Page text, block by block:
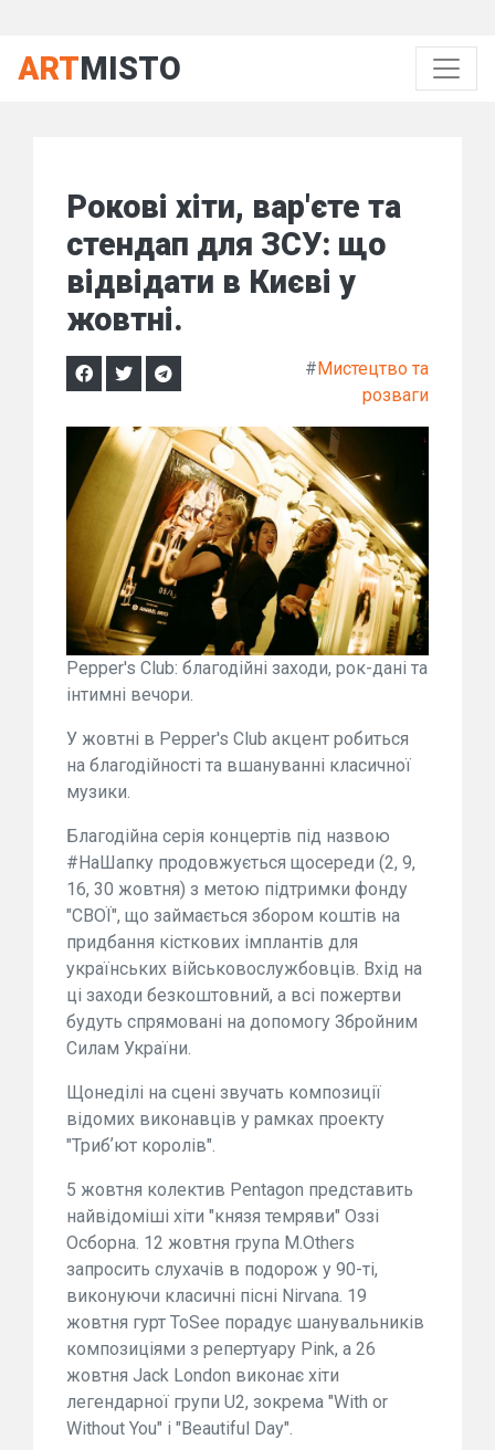
ARTMISTO
Рокові хіти, вар'єте та
стендап для ЗСУ: що
відвідати в Києві у
жовтні.
#Мистецтво та
розваги
Pepper's Club: благодійні заходи, рок-дані та
інтимні вечори.
У жовтні в Pepper's Club акцент робиться
на благодійності та вшануванні класичної
музики.
Благодійна серія концертів під назвою
#НаШапку продовжується щосереди (2, 9,
16, 30 жовтня) з метою підтримки фонду
"СВОЇ", що займається збором коштів на
придбання кісткових імплантів для
українських військовослужбовців. Вхід на
ці заходи безкоштовний, а всі пожертви
будуть спрямовані на допомогу Збройним
Силам України.
Щонеділі на сцені звучать композиції
відомих виконавців у рамках проекту
"Трибʼют королів".
5 жовтня колектив Pentagon представить
найвідоміші хіти "князя темряви" Оззі
Осборна. 12 жовтня група M.Others
запросить слухачів в подорож у 90-ті,
виконуючи класичні пісні Nirvana. 19
жовтня гурт ToSee порадує шанувальників
композиціями з репертуару Pink, а 26
жовтня Jack London виконає хіти
легендарної групи U2, зокрема "With or
Without You" і "Beautiful Day".